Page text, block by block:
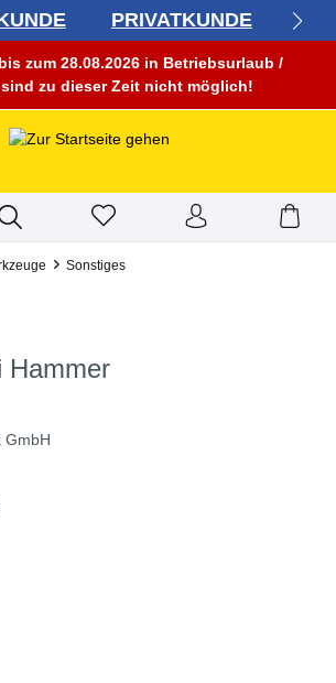
PRIVATKUNDE
zum 28.08.2026 in Betriebsurlaub /
zu dieser Zeit nicht möglich!
Sonstiges
Hammer